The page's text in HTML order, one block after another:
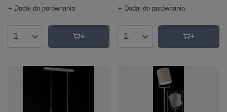
+ Dodaj do porównania
Ilość produktów
+ Dodaj do porównania
Ilość produktów